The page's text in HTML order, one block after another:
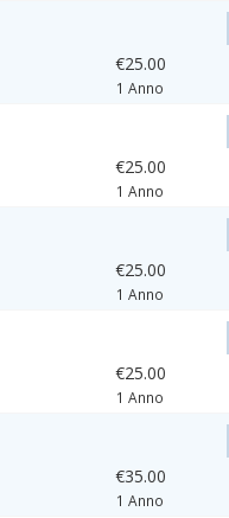
€25.00
1 Anno
€25.00
1 Anno
€25.00
1 Anno
€25.00
1 Anno
€35.00
1 Anno